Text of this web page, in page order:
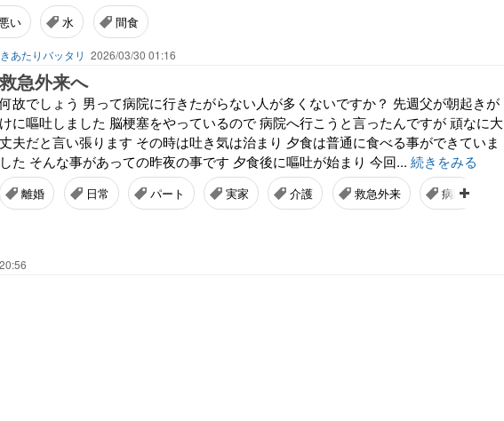
い 水 間食
あたりバッタリ 2026/03/30 01:16
救急外来へ
何故でしょう 男って病院に行きたがらない人が多くないですか？ 先週父が朝起きが
けに嘔吐しました 脳梗塞をやっているので 病院へ行こうと言ったんですが 頑なに大
丈夫だと言い張ります その時は吐き気は治まり 夕食は普通に食べる事ができていま
した そんな事があっての昨夜の事です 夕食後に嘔吐が始まり 今回... 続きをみる
離婚 日常 パート 実家 介護 救急外来 病院